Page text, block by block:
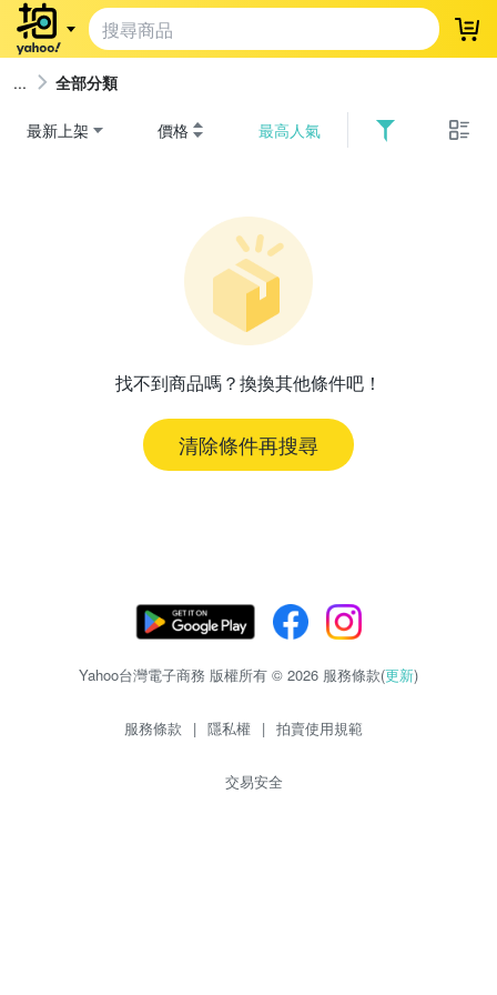
登
全部分類
最新上架 價格 最高人氣
找不到商品嗎？換換其他條件吧！
清除條件再搜尋
Yahoo台灣電子商務 版權所有 © 2026 服務條款(更新)
服務條款 | 隱私權 | 拍賣使用規範
交易安全